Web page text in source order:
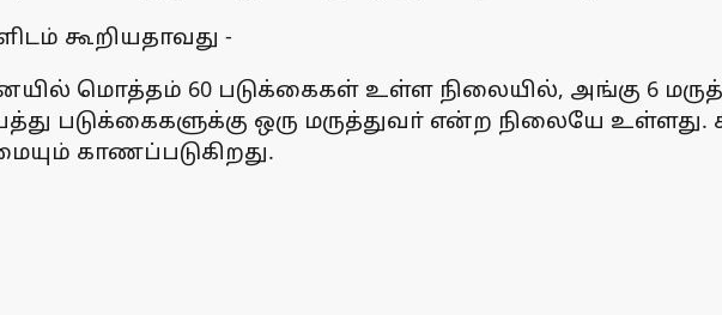
கூறியதாவது -
மொத்தம் 60 படுக்கைகள் உள்ள நிலையில், அங்கு 6
படுக்கைகளுக்கு ஒரு மருத்துவா் என்ற நிலையே உள்ளது.
காணப்படுகிறது.